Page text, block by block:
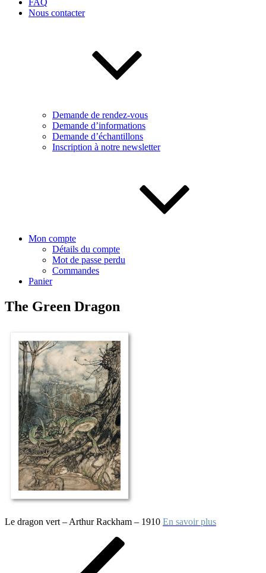
FAQ
Nous contacter
Demande de rendez-vous
Demande d’informations
Demande d’échantillons
Inscription à notre newsletter
Mon compte
Détails du compte
Mot de passe perdu
Commandes
Panier
The Green Dragon
Le dragon vert – Arthur Rackham – 1910 En savoir plus